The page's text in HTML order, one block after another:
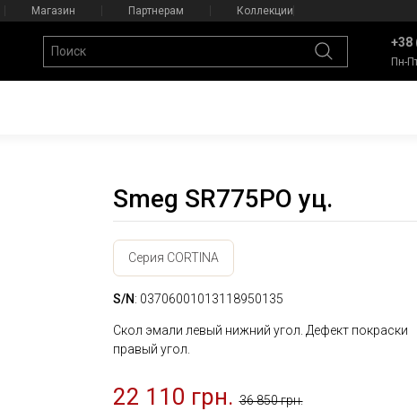
Магазин Партнерам Коллекции
+38
Пн-
Smeg SR775PO уц.
Серия CORTINA
S/N: 03706001013118950135
Скол эмали левый нижний угол. Дефект покраски
правый угол.
22 110 грн. 36 850 грн.